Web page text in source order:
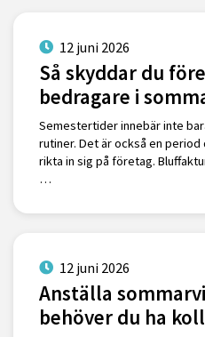
12 juni 2026
Så skyddar du
bedragare i
Semestertider innebär inte
rutiner. Det är också en
rikta in sig på företag.
…
12 juni 2026
Anställa
behöver du ha